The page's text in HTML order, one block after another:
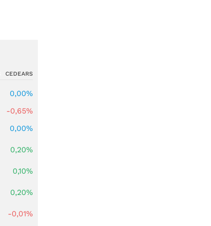
CEDEARS
0,00%
-0,65%
0,00%
0,20%
0,10%
0,20%
-0,01%